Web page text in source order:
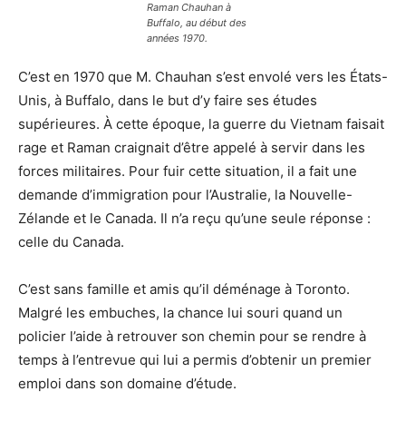
Raman Chauhan à
Buffalo, au début des
années 1970.
C’est en 1970 que M. Chauhan s’est envolé vers les États-
Unis, à Buffalo, dans le but d’y faire ses études
supérieures. À cette époque, la guerre du Vietnam faisait
rage et Raman craignait d’être appelé à servir dans les
forces militaires. Pour fuir cette situation, il a fait une
demande d’immigration pour l’Australie, la Nouvelle-
Zélande et le Canada. Il n’a reçu qu’une seule réponse :
celle du Canada.
C’est sans famille et amis qu’il déménage à Toronto.
Malgré les embuches, la chance lui souri quand un
policier l’aide à retrouver son chemin pour se rendre à
temps à l’entrevue qui lui a permis d’obtenir un premier
emploi dans son domaine d’étude.